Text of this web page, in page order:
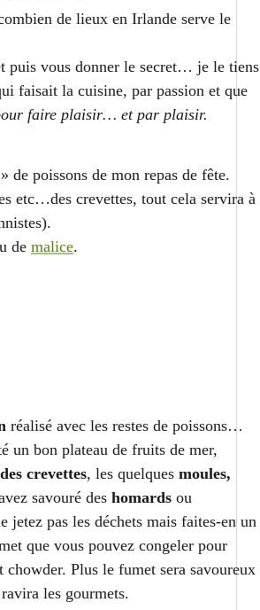
de lieux en Irlande serve le
puis vous donner le secret… je le tiens
faisait la cuisine, par passion et que
faire plaisir… et par plaisir.
de poissons de mon repas de fête.
etc…des crevettes, tout cela servira à
de malice.
réalisé avec les restes de poissons…
un bon plateau de fruits de mer,
crevettes, les quelques moules,
savouré des homards ou
jetez pas les déchets mais faites-en un
que vous pouvez congeler pour
chowder. Plus le fumet sera savoureux
les gourmets.